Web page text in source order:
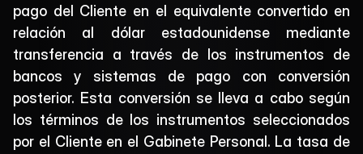
pago del Cliente en el equivalente convertido en
relación al dólar estadounidense mediante
transferencia a través de los instrumentos de
bancos y sistemas de pago con conversión
posterior. Esta conversión se lleva a cabo según
los términos de los instrumentos seleccionados
por el Cliente en el Gabinete Personal. La tasa de